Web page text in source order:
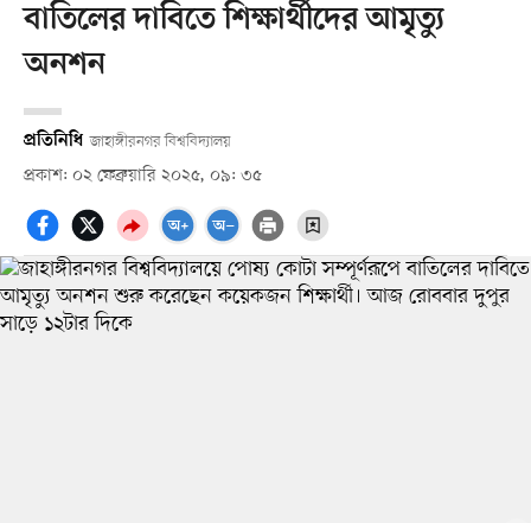
বাতিলের দাবিতে শিক্ষার্থীদের আমৃত্যু
অনশন
প্রতিনিধি জাহাঙ্গীরনগর বিশ্ববিদ্যালয়
প্রকাশ: ০২ ফেব্রুয়ারি ২০২৫, ০৯: ৩৫